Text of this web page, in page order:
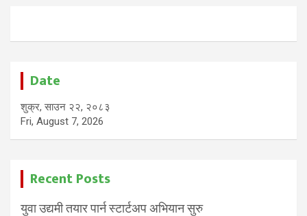
Date
शुक्र, साउन २२, २०८३
Fri, August 7, 2026
Recent Posts
युवा उद्यमी तयार पार्न स्टार्टअप अभियान सुरु